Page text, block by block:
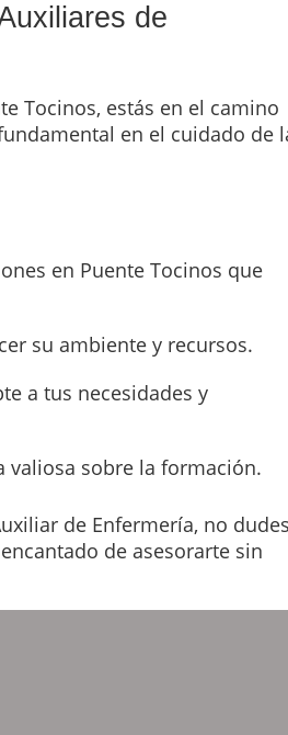
de
Tocinos, estás en el camino
en el cuidado de
en Puente Tocinos que
su ambiente y recursos.
a tus necesidades y
valiosa sobre la formación.
de Enfermería, no
de asesorarte sin